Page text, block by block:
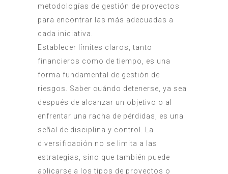
metodologías de gestión de proyectos
para encontrar las más adecuadas a
cada iniciativa.
Establecer límites claros, tanto
financieros como de tiempo, es una
forma fundamental de gestión de
riesgos. Saber cuándo detenerse, ya sea
después de alcanzar un objetivo o al
enfrentar una racha de pérdidas, es una
señal de disciplina y control. La
diversificación no se limita a las
estrategias, sino que también puede
aplicarse a los tipos de proyectos o